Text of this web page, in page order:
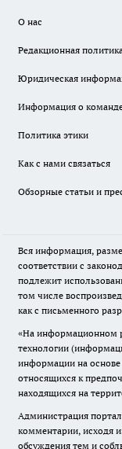
О нас
Редакционная
Юридическая
Информация о
Политика этики
Как с нами связаться
Обзорные статьи и
Вся информация,
соответствии с
подлежит
том числе
как с письменного
«На информационном
технологии
информации на основе
относящихся к
находящихся на
Администрация
комментарии, исходя
обсуждения тем и